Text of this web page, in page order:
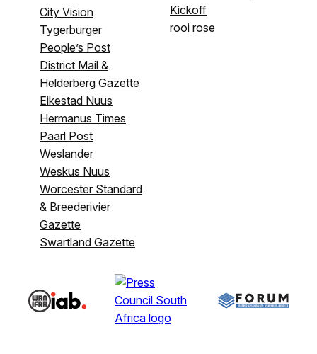
City Vision
Tygerburger
People’s Post
District Mail &
Helderberg Gazette
Eikestad Nuus
Hermanus Times
Paarl Post
Weslander
Weskus Nuus
Worcester Standard
& Breederivier
Gazette
Swartland Gazette
Kickoff
rooi rose